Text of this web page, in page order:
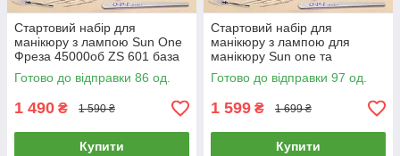
Стартовий набір для
манікюру з лампою Sun One
Фреза 45000об ZS 601 база
топ та гель лак milano
гарантія
Готово до відправки 86 од.
1 490 ₴ 1 590 ₴
Купити
Стартовий набір для
манікюру з лампою для
манікюру Sun one та
Фрезером ZS 601 45000об.
база топ гель лак milano
Готово до відправки 97 од.
1 599 ₴ 1 699 ₴
Купити